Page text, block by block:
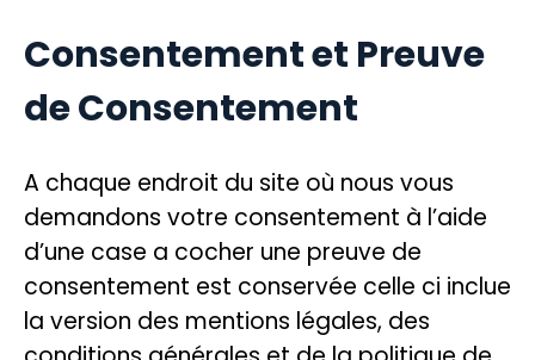
Consentement et Preuve
de Consentement
A chaque endroit du site où nous vous
demandons votre consentement à l’aide
d’une case a cocher une preuve de
consentement est conservée celle ci inclue
la version des mentions légales, des